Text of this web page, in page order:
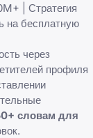
| Стратегия
на бесплатную
через
профиля
словам для